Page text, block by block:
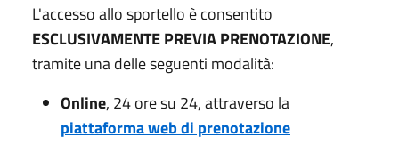
L'accesso allo sportello è consentito
ESCLUSIVAMENTE PREVIA PRENOTAZIONE,
tramite una delle seguenti modalità:
Online, 24 ore su 24, attraverso la
piattaforma web di prenotazione